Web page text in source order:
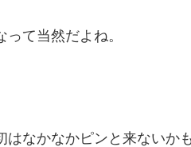
って当然だよね。
はなかなかピンと来ないか